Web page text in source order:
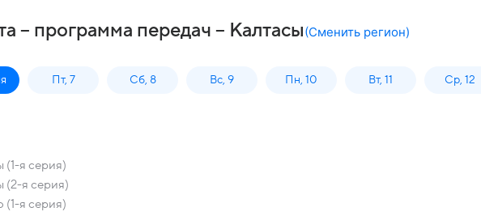
– программа передач – Калтасы(Сменить регион)
Пт, 7 Сб, 8 Вс, 9 Пн, 10 Вт, 11 Ср, 12
(1-я серия)
(2-я серия)
я серия)